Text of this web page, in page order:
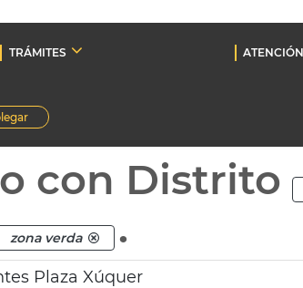
TRÁMITES
con Distrito
zona verda .
Plaza Xúquer